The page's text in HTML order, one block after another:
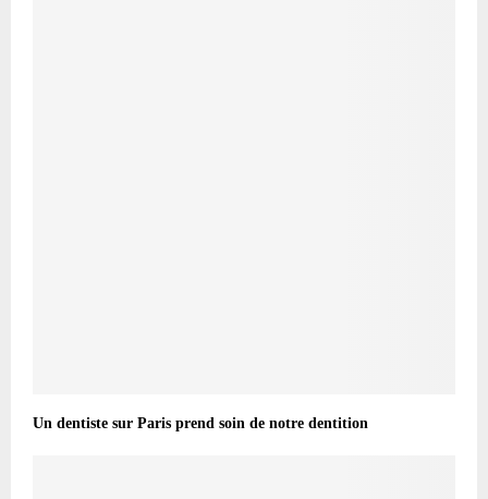
Un dentiste sur Paris prend soin de notre dentition